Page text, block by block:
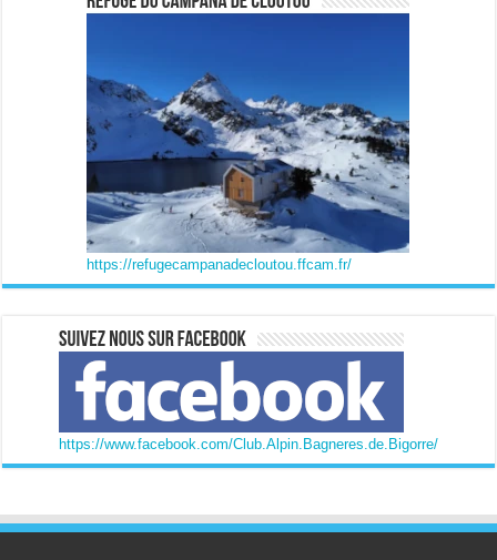
https://refugecampanadecloutou.ffcam.fr/
https://www.facebook.com/Club.Alpin.Bagneres.de.Bigorre/